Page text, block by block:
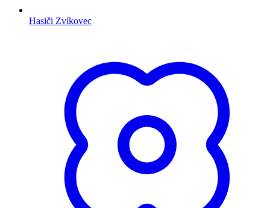
Hasiči Zvíkovec